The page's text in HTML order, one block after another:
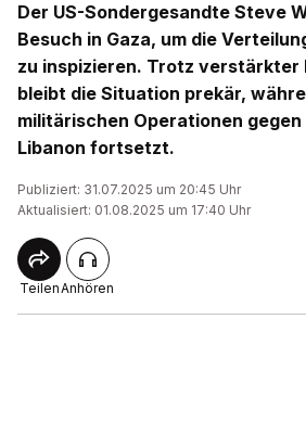
Der US-Sondergesandte Steve
Besuch in Gaza, um die
zu inspizieren. Trotz verstärkter
bleibt die Situation prekär,
militärischen Operationen gegen
Libanon fortsetzt.
Publiziert: 31.07.2025 um 20:45 Uhr
Aktualisiert: 01.08.2025 um 17:40 Uhr
TeilenAnhören